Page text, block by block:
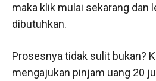
maka klik mulai sekarang dan
dibutuhkan.
Prosesnya tidak sulit bukan?
mengajukan pinjam uang 20